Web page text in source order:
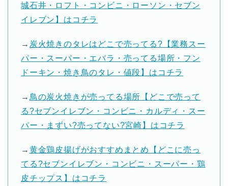
城石井・ロフト・コンビニ・ローソン・セブン
イレブン】はコチラ
→ 炭火焼きのタレはどこで売ってる?【業務スー
パー・スーパー・エバラ・売ってる場所・フン
ドーキン・焼き鳥のタレ・値段】はコチラ
→ 鳥の炭火焼きが売ってる場所【どこで売って
る?セブンイレブン・コンビニ・カルディ・スー
パー・まずい?売ってない?宮崎】はコチラ
→ 黄金鶏皮揚げがおすすめまとめ【どこに売っ
てる?セブンイレブン・コンビニ・スーパー・鶏
皮チップス】はコチラ